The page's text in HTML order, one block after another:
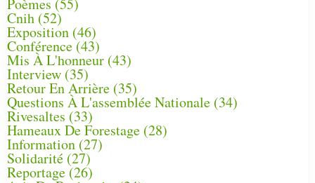
Cnih (52)
Exposition (46)
Conférence(43)
Mis À L'honneur (43)
Interview (35)
Retour En Arrière (35)
Questions À L'assemblée Nationale (34)
Rivesaltes (33)
Hameaux De Forestage (28)
Information (27)
Solidarité (27)
Reportage(26)